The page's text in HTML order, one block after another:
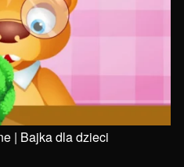
| Bajka dla dzieci